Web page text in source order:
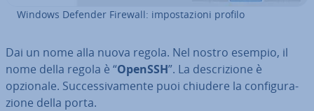
Windows Defender Firewall: im­po­sta­zio­ni profilo
Dai un nome alla nuova regola. Nel nostro esempio, il
nome della regola è “OpenSSH”. La de­scri­zio­ne è
opzionale. Suc­ces­si­va­men­te puoi chiudere la con­fi­gu­ra­
zio­ne della porta.